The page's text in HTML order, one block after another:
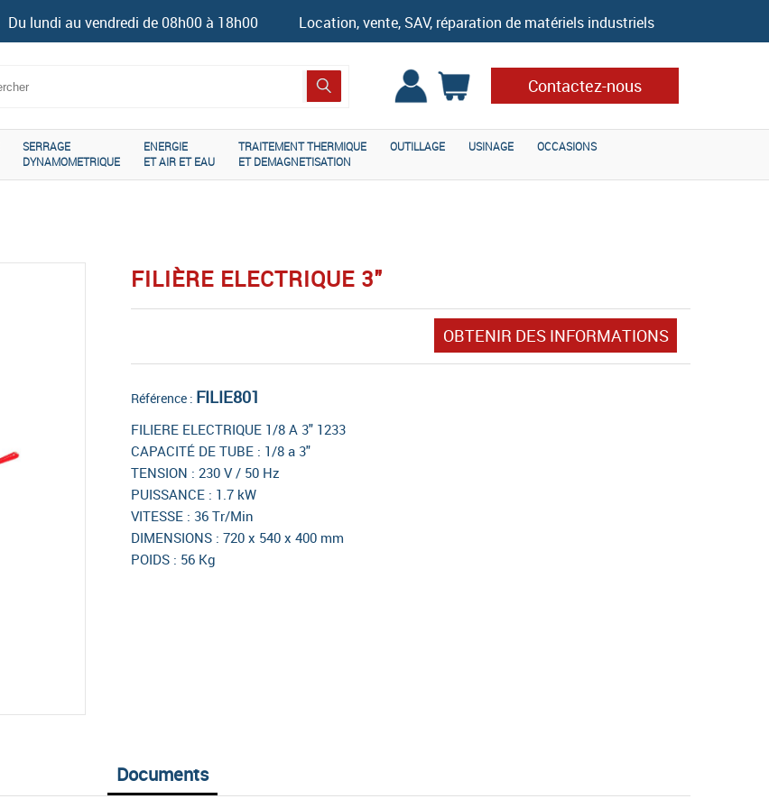
Du lundi au vendredi de 08h00 à 18h00 Location, vente, SAV, réparation de matériels industriels
Contactez-nous
SERRAGE
DYNAMOMETRIQUE
ENERGIE
ET AIR ET EAU
TRAITEMENT THERMIQUE
ET DEMAGNETISATION
OUTILLAGE USINAGE OCCASIONS
FILIÈRE ELECTRIQUE 3"
OBTENIR DES INFORMATIONS
Référence : FILIE801
FILIERE ELECTRIQUE 1/8 A 3" 1233
CAPACITÉ DE TUBE : 1/8 a 3"
TENSION : 230 V / 50 Hz
PUISSANCE : 1.7 kW
VITESSE : 36 Tr/Min
DIMENSIONS : 720 x 540 x 400 mm
POIDS : 56 Kg
Documents